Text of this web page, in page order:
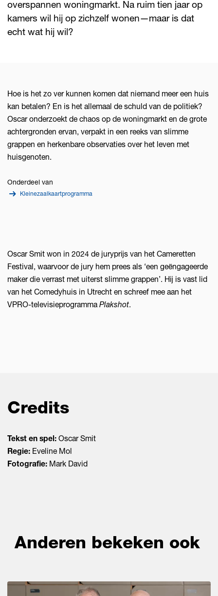
overspannen woningmarkt. Na ruim tien jaar op
kamers wil hij op zichzelf wonen—maar is dat
echt wat hij wil?
Hoe is het zo ver kunnen komen dat niemand meer een huis
kan betalen? En is het allemaal de schuld van de politiek?
Oscar onderzoekt de chaos op de woningmarkt en de grote
achtergronden ervan, verpakt in een reeks van slimme
grappen en herkenbare observaties over het leven met
huisgenoten.
Onderdeel van
Kleinezaalkaartprogramma
Oscar Smit won in 2024 de juryprijs van het Cameretten
Festival, waarvoor de jury hem prees als ‘een geëngageerde
maker die verrast met uiterst slimme grappen’. Hij is vast lid
van het Comedyhuis in Utrecht en schreef mee aan het
VPRO-televisieprogramma Plakshot.
Credits
Tekst en spel: Oscar Smit
Regie: Eveline Mol
Fotografie: Mark David
Anderen bekeken ook